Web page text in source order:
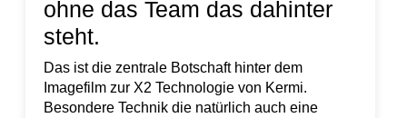
ohne das Team das dahinter
steht.
Das ist die zentrale Botschaft hinter dem
Imagefilm zur X2 Technologie von Kermi.
Besondere Technik die natürlich auch eine